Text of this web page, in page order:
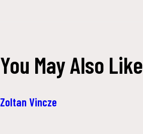
You May Also Like
Zoltan Vincze